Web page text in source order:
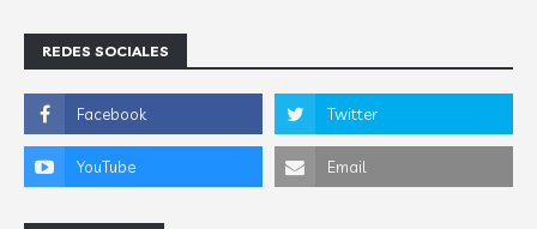
REDES SOCIALES